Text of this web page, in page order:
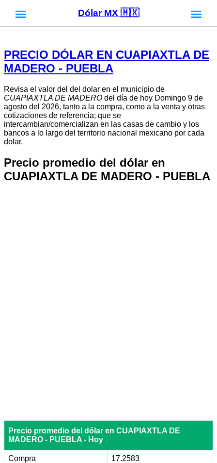
Dólar MX 🇲🇽
PRECIO DÓLAR EN CUAPIAXTLA DE
MADERO - PUEBLA
Revisa el valor del del dolar en el municipio de
CUAPIAXTLA DE MADERO del día de hoy Domingo 9 de
agosto del 2026, tanto a la compra, como a la venta y otras
cotizaciones de referencia; que se
intercambian/comercializan en las casas de cambio y los
bancos a lo largo del territorio nacional mexicano por cada
dolar.
Precio promedio del dólar en
CUAPIAXTLA DE MADERO - PUEBLA
Precio promedio del dólar en CUAPIAXTLA DE
MADERO - PUEBLA - Hoy
Compra 17.2583